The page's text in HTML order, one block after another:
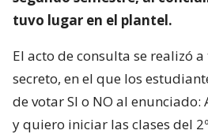
tuvo lugar en el plantel.
El acto de consulta se realizó
secreto, en el que los
de votar SI o NO al
y quiero iniciar las clases del